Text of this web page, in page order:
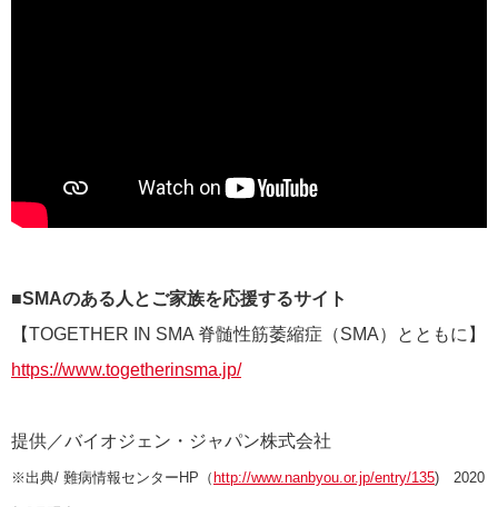
■SMAのある人とご家族を応援するサイト
【TOGETHER IN SMA 脊髄性筋萎縮症（SMA）とともに】
https://www.togetherinsma.jp/
提供／バイオジェン・ジャパン株式会社
※出典/ 難病情報センターHP（ http://www.nanbyou.or.jp/entry/135) 2020